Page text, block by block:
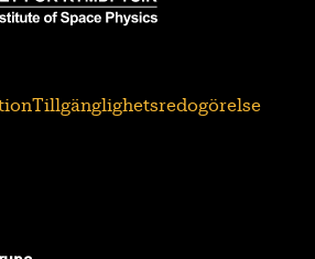
Tillgänglighetsredogörelse